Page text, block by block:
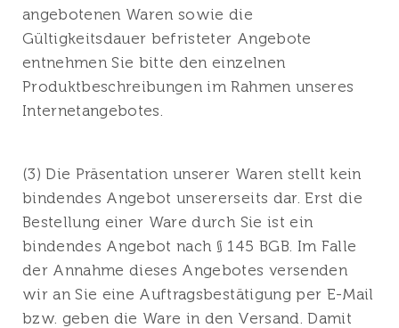
angebotenen Waren sowie die
Gültigkeitsdauer befristeter Angebote
entnehmen Sie bitte den einzelnen
Produktbeschreibungen im Rahmen unseres
Internetangebotes.
(3) Die Präsentation unserer Waren stellt kein
bindendes Angebot unsererseits dar. Erst die
Bestellung einer Ware durch Sie ist ein
bindendes Angebot nach § 145 BGB. Im Falle
der Annahme dieses Angebotes versenden
wir an Sie eine Auftragsbestätigung per E-Mail
bzw. geben die Ware in den Versand. Damit